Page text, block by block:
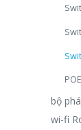
bộ
wi-fi